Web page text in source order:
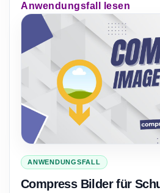
Anwendungsfall lesen
ANWENDUNGSFALL
Compress Bilder für